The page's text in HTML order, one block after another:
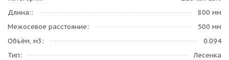
Длина:
800 мм
Межосевое расстояние
500 мм
Объём, м3
0.094
Тип
Лесенка